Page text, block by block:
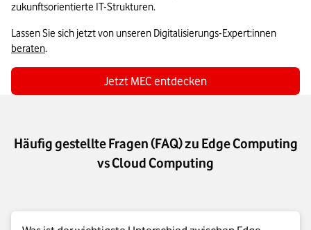
zukunftsorientierte IT-Strukturen.
beraten.
Jetzt MEC entdecken
Häufig gestellte Fragen (FAQ) zu Edge Computing
vs Cloud Computing